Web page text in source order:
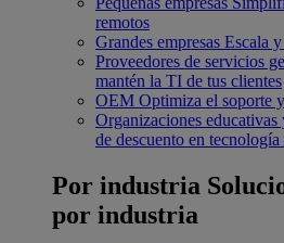
remotos
Grandes empresas Escala
Proveedores de servicios
mantén la TI de tus clientes
OEM Optimiza el soporte
Organizaciones
de descuento en
Por industria
por industria